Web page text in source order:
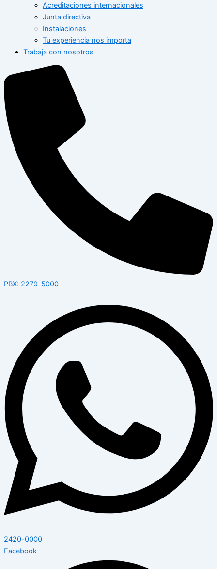
Acreditaciones internacionales
Junta directiva
Instalaciones
Tu experiencia nos importa
Trabaja con nosotros
PBX: 2279-5000
2420-0000
Facebook